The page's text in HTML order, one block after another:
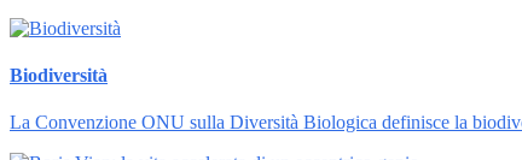
Biodiversità
La Convenzione ONU sulla Diversità Biologica definisce la